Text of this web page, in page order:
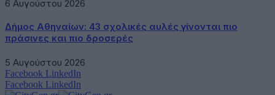
6 Αυγούστου 2026
Δήμος Αθηναίων: 43 σχολικές αυλές γίνονται πιο
πράσινες και πιο δροσερές
5 Αυγούστου 2026
Facebook LinkedIn
Facebook LinkedIn